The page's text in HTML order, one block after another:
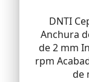
DNTI
Anchura
de 2 mm
rpm
de